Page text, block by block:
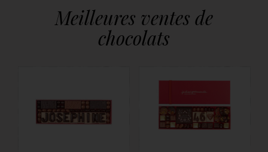
Meilleures ventes de
chocolats